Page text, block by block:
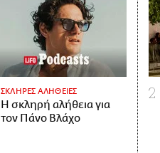
ΣΚΛΗΡΕΣ ΑΛΗΘΕΙΕΣ
H σκληρή αλήθεια για
τον Πάνο Βλάχο